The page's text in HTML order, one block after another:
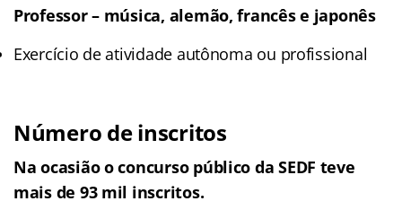
Professor – música, alemão, francês e japonês
Exercício de atividade autônoma ou profissional
Número de inscritos
Na ocasião o concurso público da SEDF teve
mais de 93 mil inscritos.